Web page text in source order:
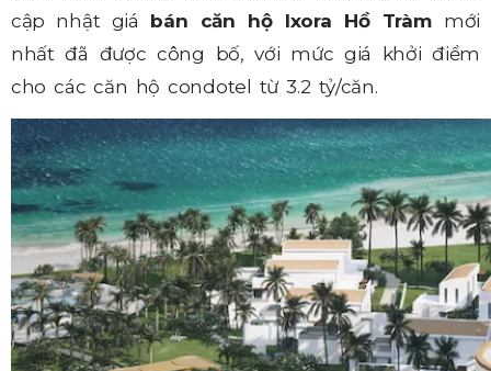
cập nhật giá bán căn hộ Ixora Hồ Tràm mới
nhất đã được công bố, với mức giá khởi điểm
cho các căn hộ condotel từ 3.2 tỷ/căn.